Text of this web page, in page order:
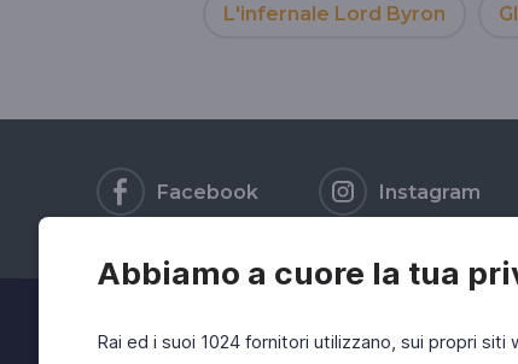
Abbiamo a cuore la tua
Rai ed i suoi 1024 fornitori utilizzano, sui propri
L'infernale Lord Byron
Facebook Instagram